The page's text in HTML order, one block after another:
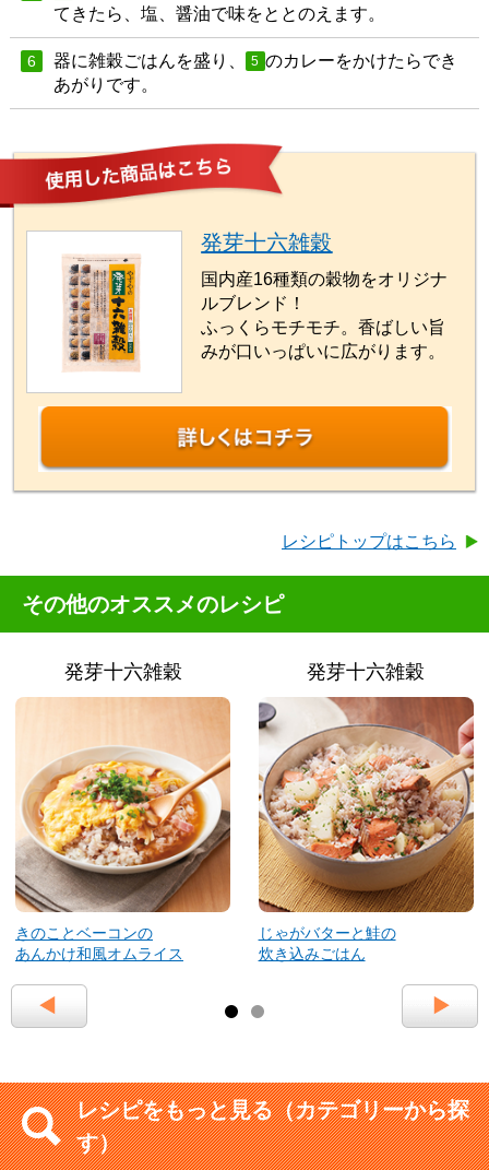
てきたら、塩、醤油で味をととのえます。
6 器に雑穀ごはんを盛り、 5 のカレーをかけたらでき
あがりです。
発芽十六雑穀
国内産16種類の穀物をオリジナ
ルブレンド！
ふっくらモチモチ。香ばしい旨
みが口いっぱいに広がります。
レシピトップはこちら
その他のオススメのレシピ
発芽十六雑穀
きのことベーコンの
あんかけ和風オムライス
発芽十六雑穀
じゃがバターと鮭の
炊き込みごはん
レシピをもっと見る（カテゴリーから探
す）